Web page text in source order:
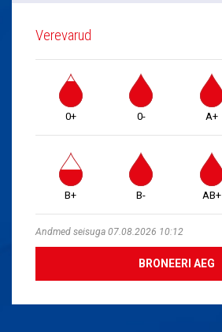
Verevarud
0+ 0- A+
B+ B- AB+
Andmed seisuga 07.08.2026 10:12
BRONEERI AEG